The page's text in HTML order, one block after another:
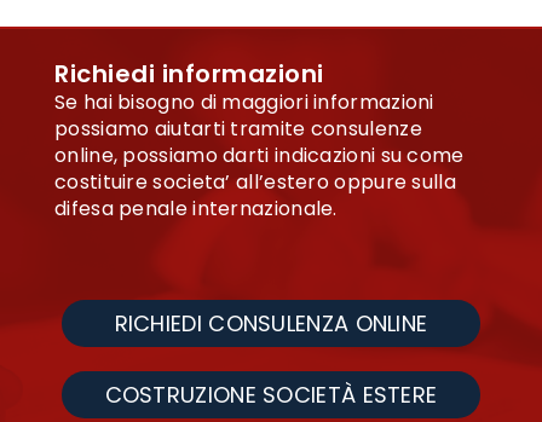
Richiedi informazioni
Se hai bisogno di maggiori informazioni
possiamo aiutarti tramite consulenze
online, possiamo darti indicazioni su come
costituire societa’ all’estero oppure sulla
difesa penale internazionale.
RICHIEDI CONSULENZA ONLINE
COSTRUZIONE SOCIETÀ ESTERE